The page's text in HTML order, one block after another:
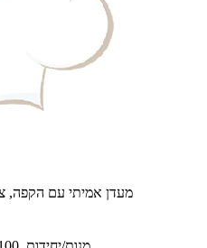
מעדן אמיתי עם הקפה,